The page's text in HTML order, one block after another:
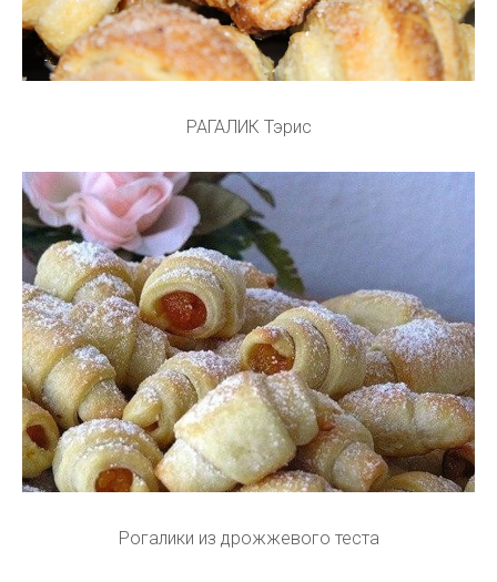
РАГАЛИК Тэрис
Рогалики из дрожжевого теста